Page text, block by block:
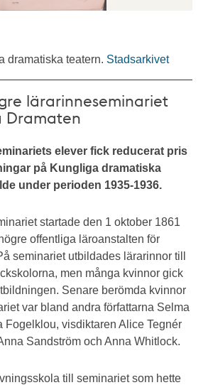
dramatiska teatern. Stadsarkivet
lärarinneseminariet
elever fick reducerat pris
på Kungliga dramatiska
under perioden 1935-1936.
startade den 1 oktober 1861
offentliga läroanstalten för
seminariet utbildades lärarinnor till
men många kvinnor gick
Senare berömda kvinnor
var bland andra författarna Selma
Fogelklou, visdiktaren Alice Tegnér
Sandström och Anna Whitlock.
till seminariet som hette